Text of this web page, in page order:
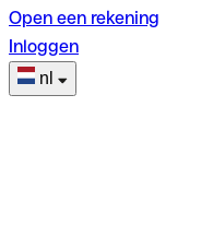
Open een rekening
Inloggen
nl